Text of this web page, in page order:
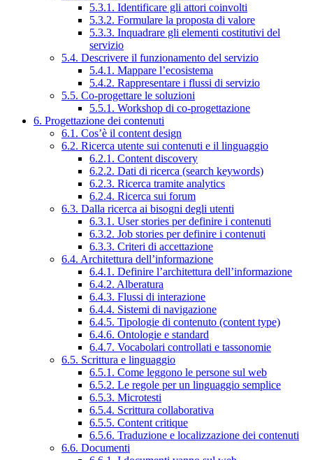
5.3.1. Identificare gli attori coinvolti
5.3.2. Formulare la proposta di valore
5.3.3. Inquadrare gli elementi costitutivi del
servizio
5.4. Descrivere il funzionamento del servizio
5.4.1. Mappare l’ecosistema
5.4.2. Rappresentare i flussi di servizio
5.5. Co-progettare le soluzioni
5.5.1. Workshop di co-progettazione
6. Progettazione dei contenuti
6.1. Cos’è il content design
6.2. Ricerca utente sui contenuti e il linguaggio
6.2.1. Content discovery
6.2.2. Dati di ricerca (search keywords)
6.2.3. Ricerca tramite analytics
6.2.4. Ricerca sui forum
6.3. Dalla ricerca ai bisogni degli utenti
6.3.1. User stories per definire i contenuti
6.3.2. Job stories per definire i contenuti
6.3.3. Criteri di accettazione
6.4. Architettura dell’informazione
6.4.1. Definire l’architettura dell’informazione
6.4.2. Alberatura
6.4.3. Flussi di interazione
6.4.4. Sistemi di navigazione
6.4.5. Tipologie di contenuto (content type)
6.4.6. Ontologie e standard
6.4.7. Vocabolari controllati e tassonomie
6.5. Scrittura e linguaggio
6.5.1. Come leggono le persone sul web
6.5.2. Le regole per un linguaggio semplice
6.5.3. Microtesti
6.5.4. Scrittura collaborativa
6.5.5. Content critique
6.5.6. Traduzione e localizzazione dei contenuti
6.6. Documenti